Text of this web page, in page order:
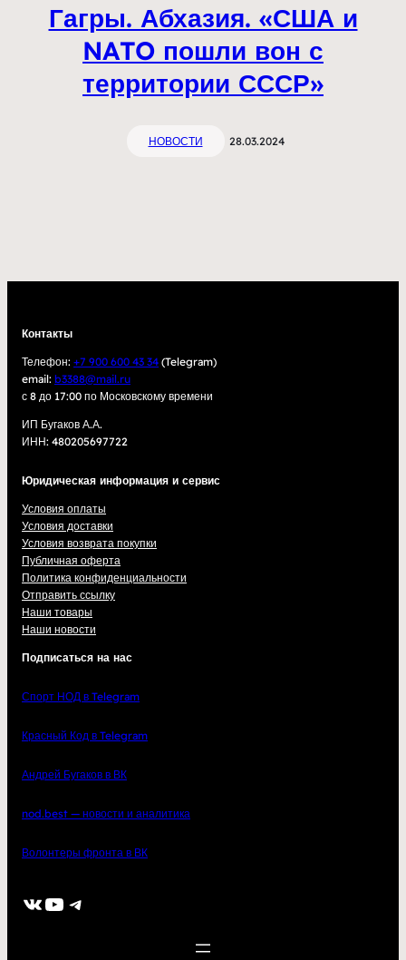
Гагры. Абхазия. «США и
NATO пошли вон с
территории СССР»
НОВОСТИ 28.03.2024
Контакты
Телефон: +7 900 600 43 34 (Telegram)
email: b3388@mail.ru
с 8 до 17:00 по Московскому времени
ИП Бугаков А.А.
ИНН: 480205697722
Юридическая информация и сервис
Условия оплаты
Условия доставки
Условия возврата покупки
Публичная оферта
Политика конфиденциальности
Отправить ссылку
Наши товары
Наши новости
Подписаться на нас
Спорт НОД в Telegram
Красный Код в Telegram
Андрей Бугаков в ВК
nod.best — новости и аналитика
Волонтеры фронта в ВК
ВКонтакте YouTube Telegram